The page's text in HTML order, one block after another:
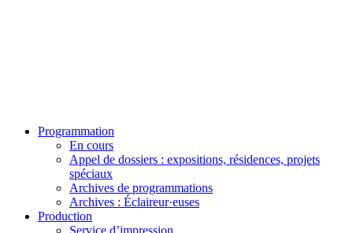
Programmation
En cours
Appel de dossiers : expositions, résidences, projets
spéciaux
Archives de programmations
Archives : Éclaireur·euses
Production
Service d’impression